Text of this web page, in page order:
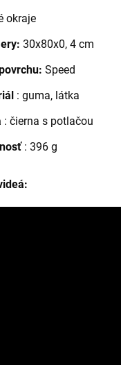
okraje
30x80x0, 4 cm
Speed
: guma, látka
: čierna s potlačou
: 396 g